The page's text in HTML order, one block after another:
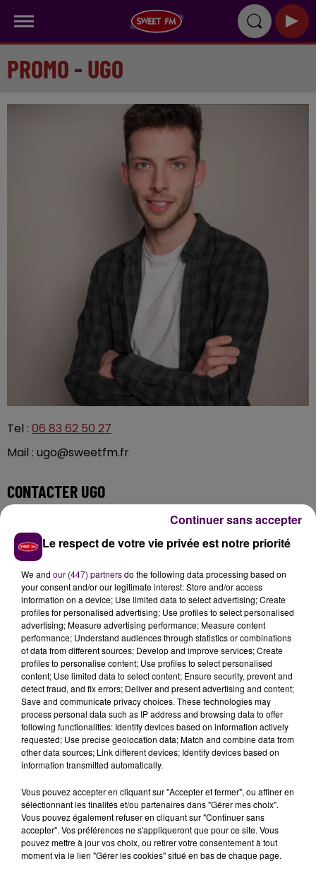
PROMO - UGO
Tel : 06 83 62 50 27
Mail : ugo@sweetfm.fr
CONTACTER UGO
Nom*
Prénom*
Sujet*
Adresse-mail*
Le respect de votre vie privée est notre priorité
We and our (447) partnersdo the following data processing based on
your consent and/or our legitimate interest: Store and/or access
information on a device; Use limited data to select advertising; Create
profiles for personalised advertising; Use profiles to select personalised
advertising; Measure advertising performance; Measure content
performance; Understand audiences through statistics or combinations
of data from different sources; Develop and improve services; Create
profiles to personalise content; Use profiles to select personalised
content; Use limited data to select content; Ensure security, prevent and
detect fraud, and fix errors; Deliver and present advertising and content;
Save and communicate privacy choices. These technologies may
process personal data such as IP address and browsing data to offer
following functionalities: Identify devices based on information actively
requested; Use precise geolocation data; Match and combine data from
other data sources; Link different devices; Identify devices based on
information transmitted automatically.
Vous pouvez accepter en cliquant sur "Accepter et fermer", ou affiner en
sélectionnant les finalités et/ou partenaires dans "Gérer mes choix".
Vous pouvez également refuser en cliquant sur "Continuer sans
accepter". Vos préférences ne s'appliqueront que pour ce site. Vous
pouvez mettre à jour vos choix, ou retirer votre consentement à tout
moment via le lien "Gérer les cookies" situé en bas de chaque page.
Continuer sans accepter